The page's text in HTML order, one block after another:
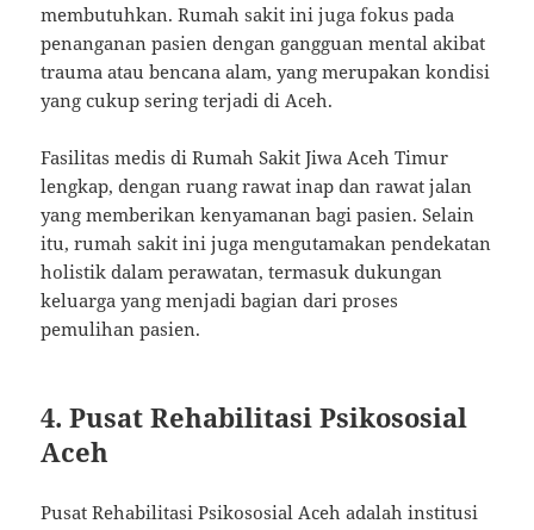
membutuhkan. Rumah sakit ini juga fokus pada
penanganan pasien dengan gangguan mental akibat
trauma atau bencana alam, yang merupakan kondisi
yang cukup sering terjadi di Aceh.
Fasilitas medis di Rumah Sakit Jiwa Aceh Timur
lengkap, dengan ruang rawat inap dan rawat jalan
yang memberikan kenyamanan bagi pasien. Selain
itu, rumah sakit ini juga mengutamakan pendekatan
holistik dalam perawatan, termasuk dukungan
keluarga yang menjadi bagian dari proses
pemulihan pasien.
4.Pusat Rehabilitasi Psikososial
Aceh
Pusat Rehabilitasi Psikososial Aceh adalah institusi